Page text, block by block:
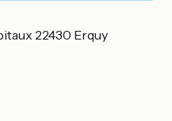
22430 Erquy